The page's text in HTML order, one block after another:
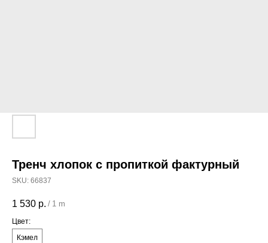
Тренч хлопок с пропиткой фактурный
SKU: 66837
1 530 р. / 1 m
Цвет:
Кэмел